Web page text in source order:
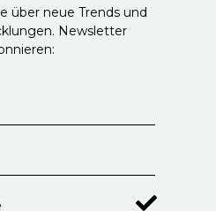
über neue Trends und
Newsletter